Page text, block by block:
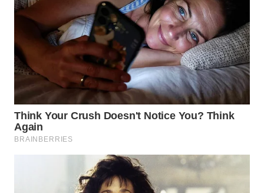
SEMARANG
WN
BOROBUDUR
WN
MADURA